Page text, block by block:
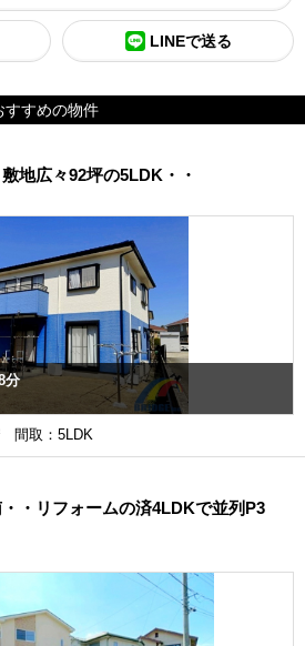
LINEで送る
すすめの物件
地広々92坪の5LDK・・
分
間取：5LDK
・リフォームの済4LDKで並列P3